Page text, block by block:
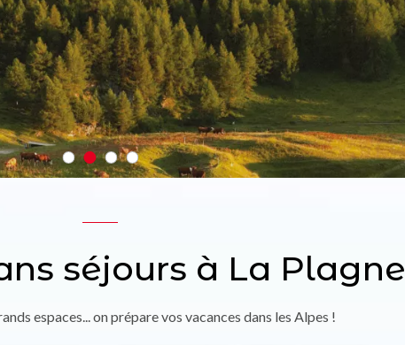
séjours à La Plagne
espaces... on prépare vos vacances dans les Alpes !